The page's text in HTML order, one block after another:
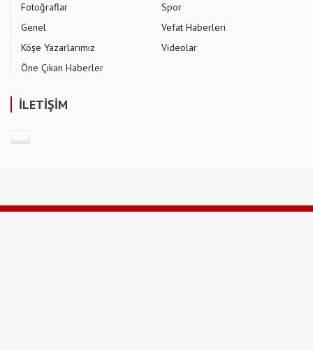
Fotoğraflar
Genel
Köşe Yazarlarımız
Öne Çıkan Haberler
Spor
Vefat Haberleri
Videolar
İLETİŞİM